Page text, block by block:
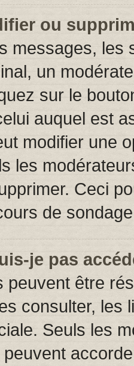
ou
messages, les
un
sur le
auquel est
modifier une
les
Ceci
de
je pas
peuvent être
consulter, les
Seuls les